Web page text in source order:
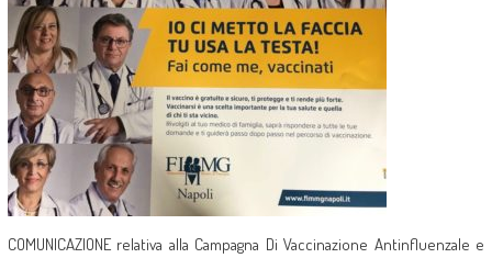
COMUNICAZIONE relativa alla Campagna Di Vaccinazione Antinfluenzale e